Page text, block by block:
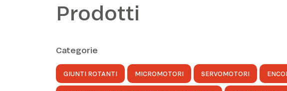
Prodotti
Categorie
GIUNTI ROTANTI MICROMOTORI SERVOMOTORI